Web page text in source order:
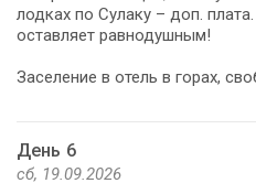
лодках по Сулаку – доп.
оставляет равнодушным!
Заселение в отель в горах,
День 6
сб, 19.09.2026